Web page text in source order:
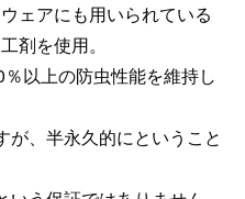
ェアにも用いられている
剤を使用。
以上の防虫性能を維持し
、半永久的にということ